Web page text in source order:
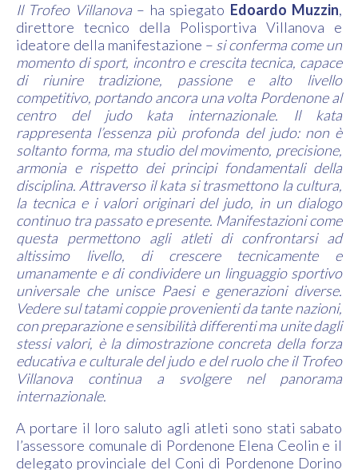
Il Trofeo Villanova– ha spiegato Edoardo Muzzin,
direttore tecnico della Polisportiva Villanova e
ideatore della manifestazione – si conferma come un
momento di sport, incontro e crescita tecnica, capace
di riunire tradizione, passione e alto livello
competitivo, portando ancora una volta Pordenone al
centro del judo kata internazionale. Il kata
rappresenta l’essenza più profonda del judo: non è
soltanto forma, ma studio del movimento, precisione,
armonia e rispetto dei principi fondamentali della
disciplina. Attraverso il kata si trasmettono la cultura,
la tecnica e i valori originari del judo, in un dialogo
continuo tra passato e presente. Manifestazioni come
questa permettono agli atleti di confrontarsi ad
altissimo livello, di crescere tecnicamente e
umanamente e di condividere un linguaggio sportivo
universale che unisce Paesi e generazioni diverse.
Vedere sul tatami coppie provenienti da tante nazioni,
con preparazione e sensibilità differenti ma unite dagli
stessi valori, è la dimostrazione concreta della forza
educativa e culturale del judo e del ruolo che il Trofeo
Villanova continua a svolgere nel panorama
internazionale.
A portare il loro saluto agli atleti sono stati sabato
l’assessore comunale di Pordenone Elena Ceolin e il
delegato provinciale del Coni di Pordenone Dorino